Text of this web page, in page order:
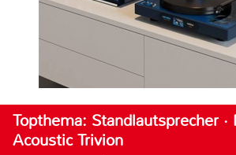
Topthema: Standlautsprecher ·
Acoustic Trivion